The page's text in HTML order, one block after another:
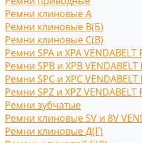
Ремни клиновые A
Ремни клиновые В(Б)
Ремни клиновые С(B)
Ремни SPA и XPA VENDABELT
Ремни SPB и XPB VENDABELT
Ремни SPC и XPC VENDABELT
Ремни SPZ и XPZ VENDABELT
Ремни зубчатые
Ремни клиновые 5V и 8V
Ремни клиновые Д(Г)